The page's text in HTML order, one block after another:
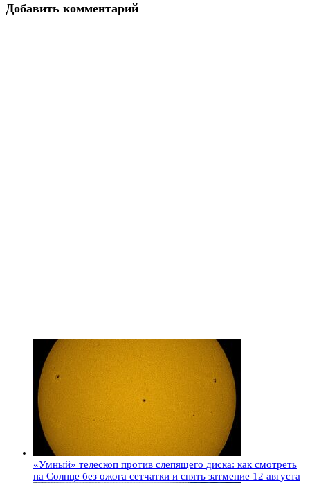
Добавить комментарий
«Умный» телескоп против слепящего диска: как смотреть
на Солнце без ожога сетчатки и снять затмение 12 августа